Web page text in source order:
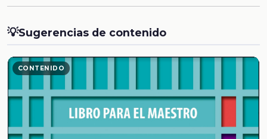
💡Sugerencias de contenido
CONTENIDO